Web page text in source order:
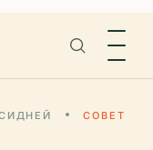
СОВЕТ